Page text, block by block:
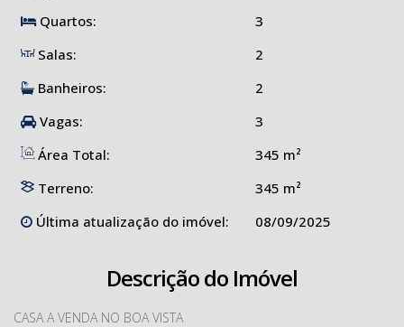
Quartos:
3
Salas:
2
Banheiros:
2
Vagas:
3
Área Total:
345 m²
Terreno:
345 m²
Última atualização do imóvel:
08/09/2025
Descrição do Imóvel
CASA A VENDA NO BOA VISTA